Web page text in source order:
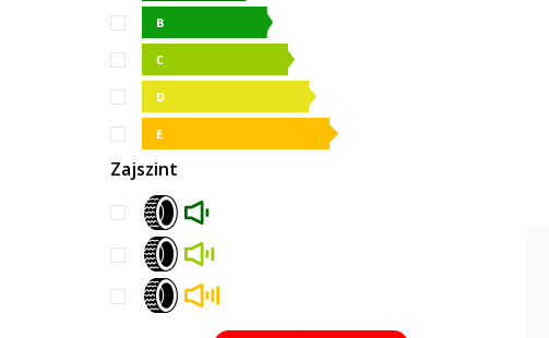
Zajszint